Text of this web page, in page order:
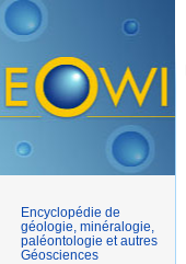
Encyclopédie de
géologie, minéralogie,
paléontologie et autres
Géosciences